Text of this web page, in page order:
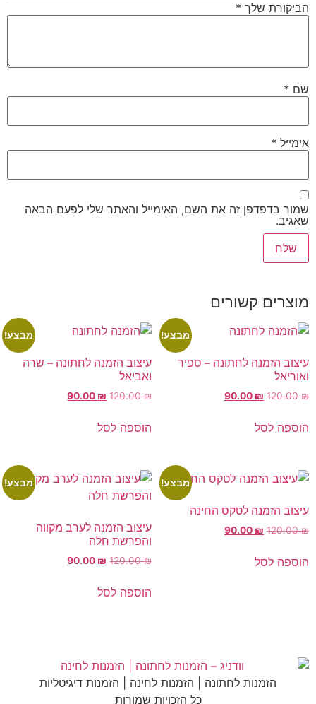
הביקורת שלך *
שם *
אימייל *
שמור בדפדפן זה את השם, האימייל והאתר שלי לפעם הבאה
שאגיב.
מוצרים קשורים
מבצע!
עיצוב הזמנה לחתונה – ספיר
ואוריאל
120.00₪
90.00 ₪
הוספה לסל
מבצע!
עיצוב הזמנה לחתונה – שרה
ואביאל
120.00₪
90.00 ₪
הוספה לסל
מבצע!
עיצוב הזמנה לטקס החינה
120.00₪
90.00 ₪
הוספה לסל
מבצע!
עיצוב הזמנה לערב מקווה
והפרשת חלה
120.00₪
90.00 ₪
הוספה לסל
הזמנות לחתונה | הזמנות לחינה | הזמנות דיגיטליות
כל הזכויות שמורות